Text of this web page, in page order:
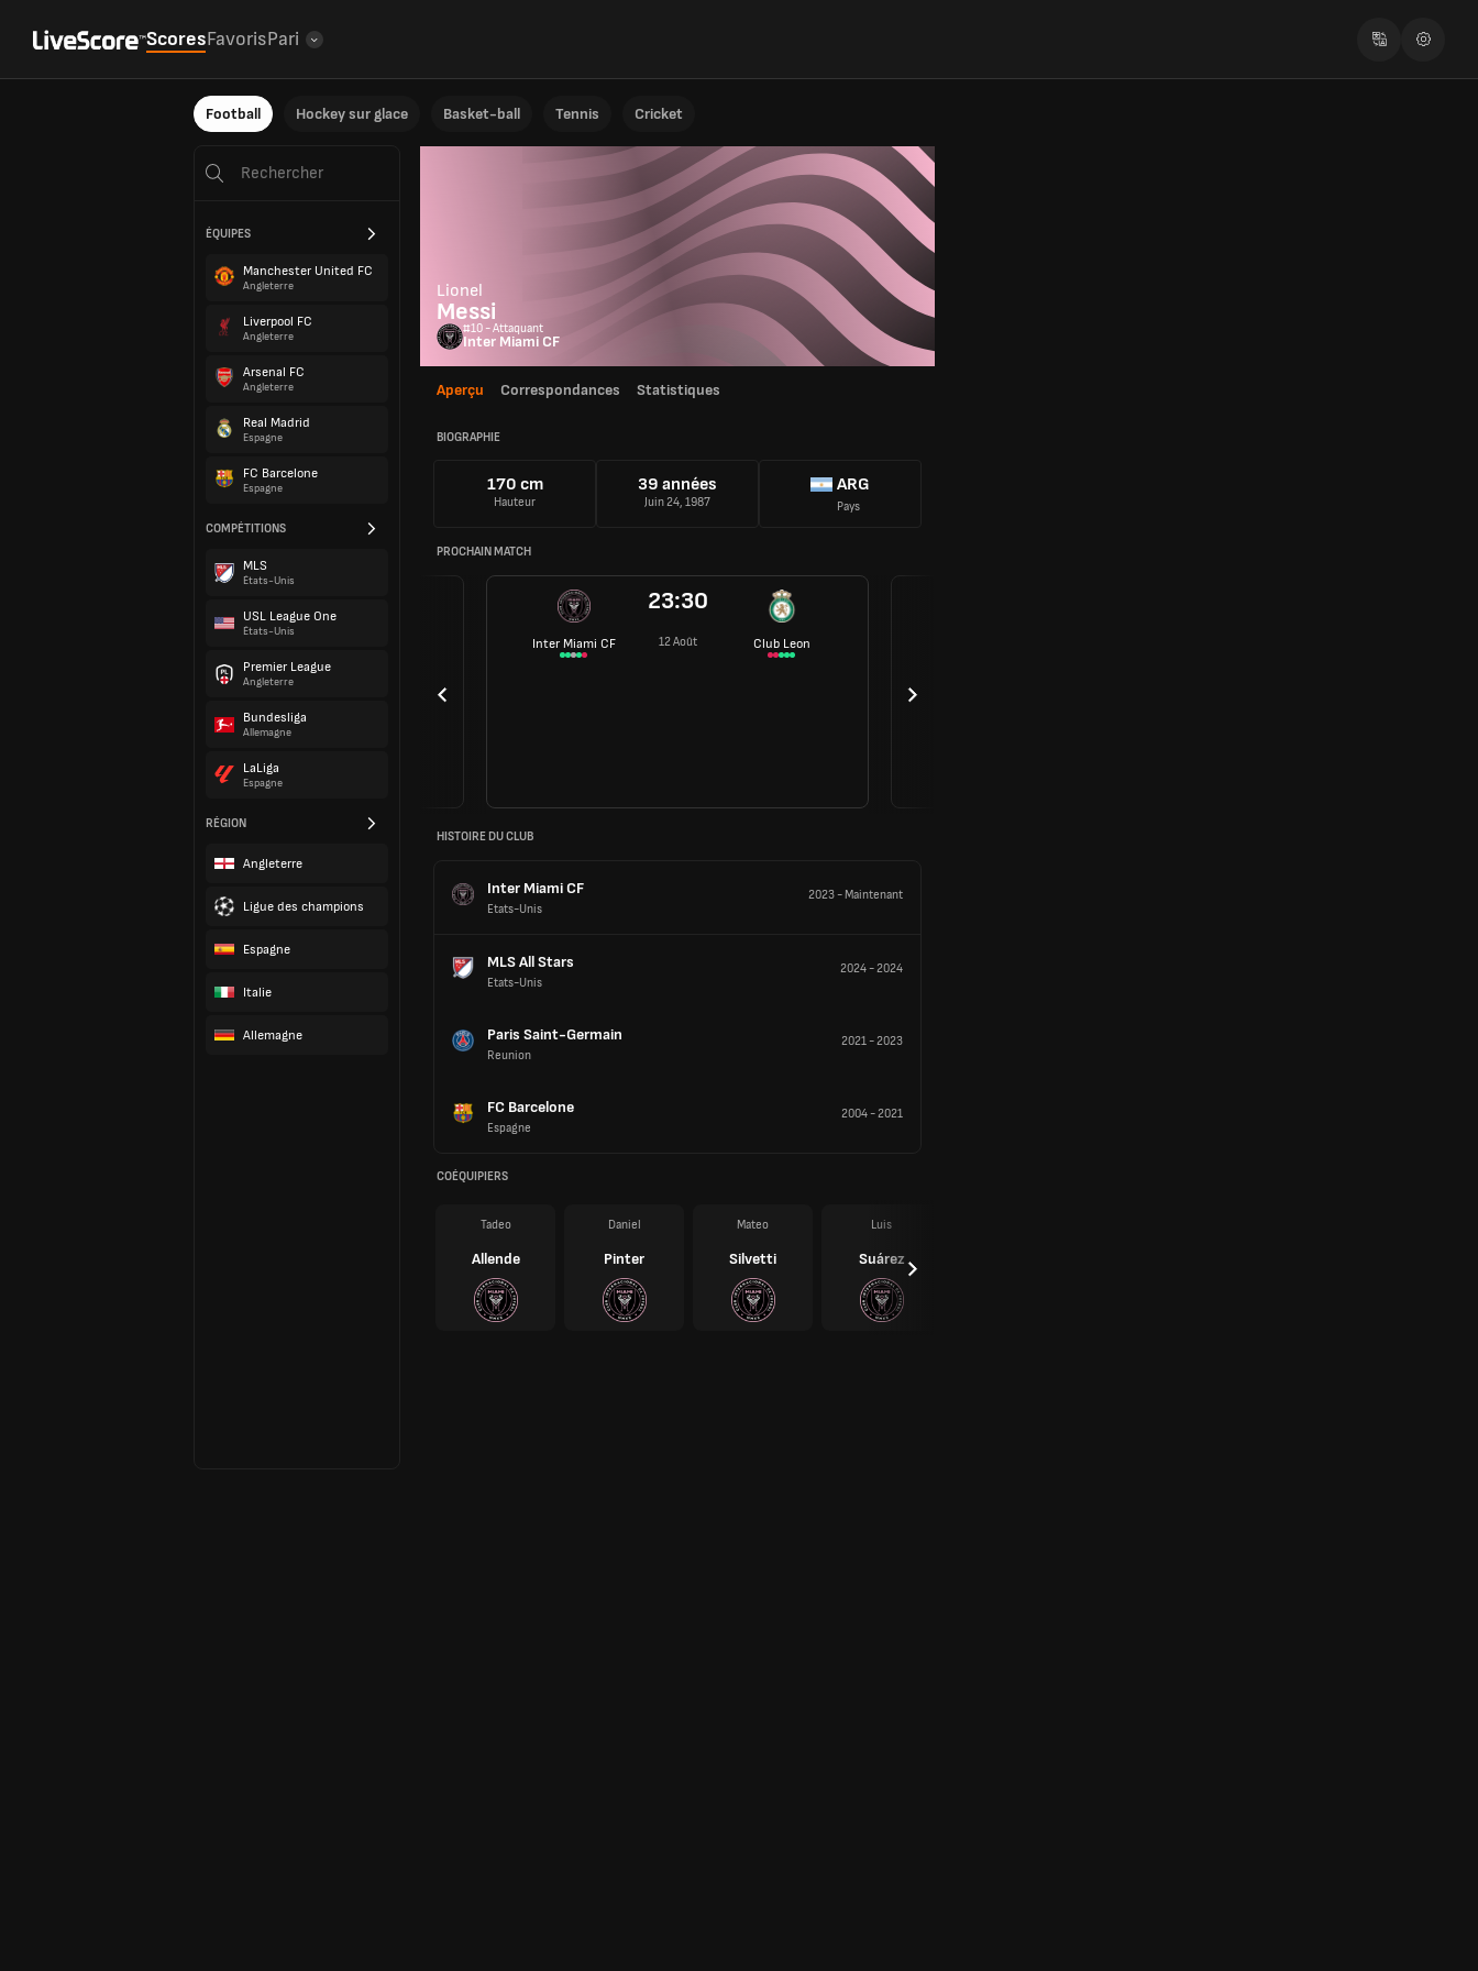
ScoresFavorisPari
Football Hockey sur glace Basket-ball Tennis Cricket
ÉQUIPES
Manchester United FC
Angleterre
Liverpool FC
Angleterre
Arsenal FC
Angleterre
Real Madrid
Espagne
FC Barcelone
Espagne
COMPÉTITIONS
MLS
États-Unis
USL League One
États-Unis
Premier League
Angleterre
Bundesliga
Allemagne
LaLiga
Espagne
RÉGION
Angleterre
Ligue des champions
Espagne
Italie
Allemagne
Lionel
Messi
#10 - Attaquant
Inter Miami CF
Aperçu Correspondances Statistiques
BIOGRAPHIE
170 cm
Hauteur
39 années
Juin 24, 1987
ARG
Pays
PROCHAIN MATCH
Inter Miami CF
23:30
12 Août Club Leon
HISTOIRE DU CLUB
Inter Miami CF
Etats-Unis
2023- Maintenant
MLS All Stars
Etats-Unis
2024-2024
Paris Saint-Germain
Reunion
2021-2023
FC Barcelone
Espagne
2004-2021
COÉQUIPIERS
Tadeo
Allende
Daniel
Pinter
Mateo
Silvetti
Luis
Suárez